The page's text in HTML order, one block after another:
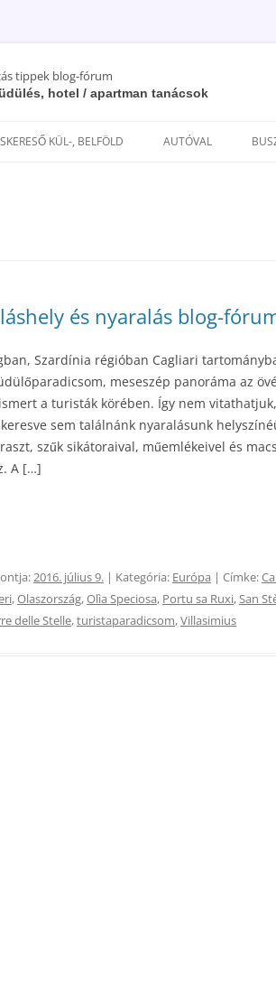
tippek blog-fórum
hotel / apartman tanácsok
KÜL-, BELFÖLD AUTÓVAL
és nyaralás blog-
Szardínia régióban Cagliari
meseszép panoráma az
a turisták körében. Így nem
sem találnánk nyaralásunk
szűk sikátoraival, műemlékeivel és
A […]
2016. július 9. | Kategória: Európa | Címke:
,Olaszország,Olìa Speciosa, Portu sa Ruxi,San
delle Stelle,turistaparadicsom,Villasimius